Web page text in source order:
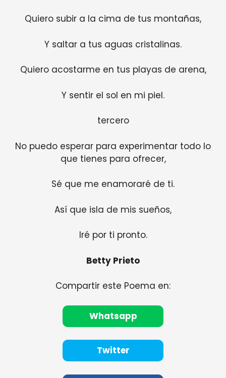
Quiero subir a la cima de tus montañas,
Y saltar a tus aguas cristalinas.
Quiero acostarme en tus playas de arena,
Y sentir el sol en mi piel.
tercero
No puedo esperar para experimentar todo lo
que tienes para ofrecer,
Sé que me enamoraré de ti.
Así que isla de mis sueños,
Iré por ti pronto.
Betty Prieto
Compartir este Poema en:
Whatsapp
Twitter